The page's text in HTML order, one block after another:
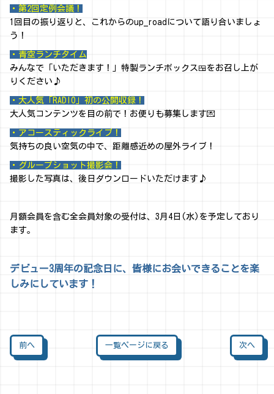
・第2回定例会議！
1回目の振り返りと、これからのup_roadについて語り合いましょ
う！
・青空ランチタイム
みんなで「いただきます！」特製ランチボックス🍱をお召し上が
りください♪
・大人気「RADIO」初の公開収録！
大人気コンテンツを目の前で！お便りも募集します💌
・アコースティックライブ！
気持ちの良い空気の中で、距離感近めの屋外ライブ！
・グループショット撮影会！
撮影した写真は、後日ダウンロードいただけます♪
月額会員を含む全会員対象の受付は、3月4日(水)を予定しており
ます。
デビュー3周年の記念日に、皆様にお会いできることを楽
しみにしています！
前へ 一覧ページに戻る 次へ